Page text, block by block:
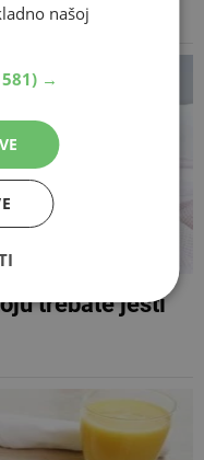
trebate jesti
našoj
→